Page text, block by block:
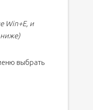
Win+E, и
выбрать